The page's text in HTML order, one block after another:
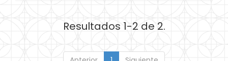
Resultados 1-2 de 2.